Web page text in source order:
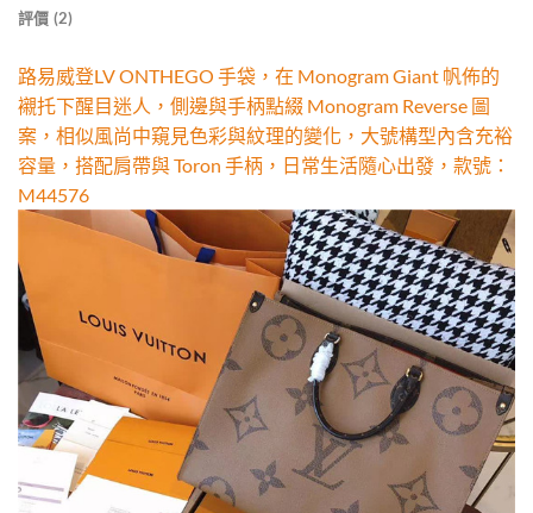
評價 (2)
路易威登LV ONTHEGO 手袋，在 Monogram Giant 帆佈的
襯托下醒目迷人，側邊與手柄點綴 Monogram Reverse 圖
案，相似風尚中窺見色彩與紋理的變化，大號構型內含充裕
容量，搭配肩帶與 Toron 手柄，日常生活隨心出發，款號：
M44576